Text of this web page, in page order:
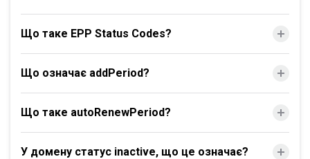
Що таке EPP Status Codes?
Що означає addPeriod?
Що таке autoRenewPeriod?
У домену статус inactive, що це означає?